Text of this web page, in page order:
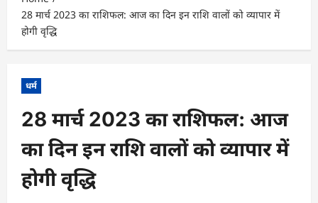
28 मार्च 2023 का राशिफल: आज का दिन इन राशि वालों को व्यापार में
होगी वृद्धि
धर्म
28 मार्च 2023 का राशिफल: आज
का दिन इन राशि वालों को व्यापार में
होगी वृद्धि